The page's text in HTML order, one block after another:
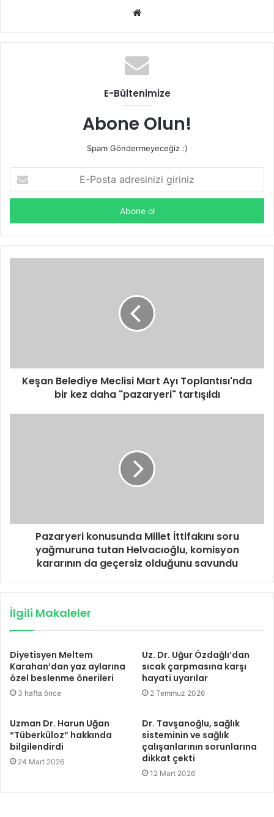
Web
E-Bültenimize
Abone Olun!
Spam Göndermeyeceğiz :)
Posta
adresinizi
Keşan Belediye Meclisi Mart Ayı Toplantısı'nda
bir kez daha "pazaryeri" tartışıldı
Pazaryeri konusunda Millet İttifakını soru
yağmuruna tutan Helvacıoğlu, komisyon
kararının da geçersiz olduğunu savundu
İlgili Makaleler
Diyetisyen Meltem
Karahan’dan yaz aylarına
özel beslenme önerileri
3 hafta önce
Uz. Dr. Uğur Özdağlı’dan
sıcak çarpmasına karşı
hayati uyarılar
2 Temmuz 2026
Uzman Dr. Harun Uğan
“Tüberküloz” hakkında
bilgilendirdi
24 Mart 2026
Dr. Tavşanoğlu, sağlık
sisteminin ve sağlık
çalışanlarının sorunlarına
dikkat çekti
12 Mart 2026